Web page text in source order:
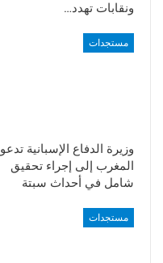
ونقابات تهدد…
مستجدات
وزيرة الدفاع الإسبانية تدعو
المغرب إلى إجراء تحقيق
شامل في أحداث سبتة
مستجدات